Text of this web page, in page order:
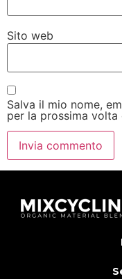
Sito web
Salva il mio nome,
per la prossima volta